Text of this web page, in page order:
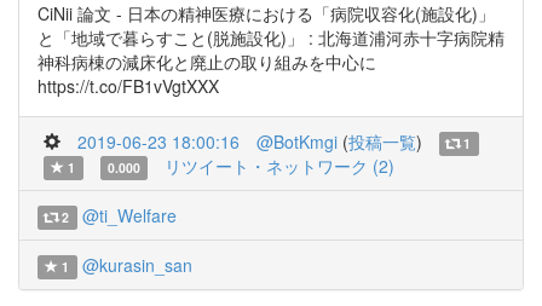
CiNii 論文 - 日本の精神医療における「病院収容化(施設化)」
と「地域で暮らすこと(脱施設化)」 : 北海道浦河赤十字病院精
神科病棟の減床化と廃止の取り組みを中心に
https://t.co/FB1vVgtXXX
2019-06-23 18:00:16 @BotKmgi (投稿一覧)
1
1
0.000 リツイート・ネットワーク (2)
2 @ti_Welfare
1 @kurasin_san